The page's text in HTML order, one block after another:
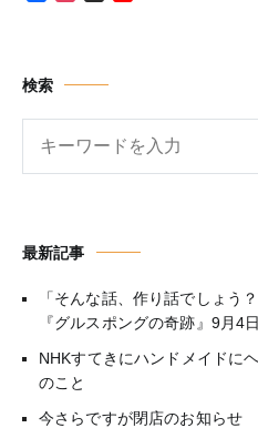
検索
最新記事
「そんな話、作り話でしょう
『グルスポングの奇跡』9月4
NHKすてきにハンドメイドに
のこと
今さらですが閉店のお知らせ